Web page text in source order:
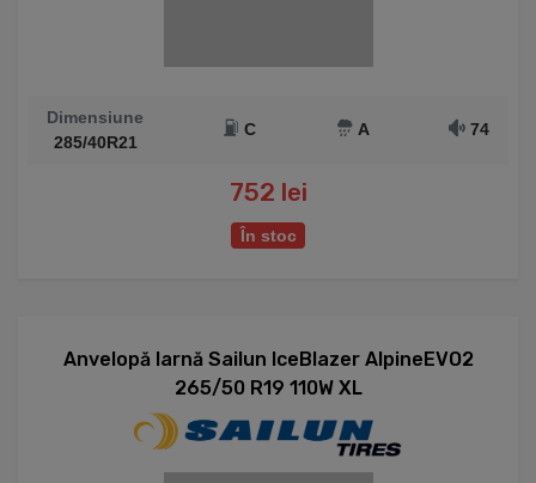
Dimensiune
285/40R21
C A 74
752 lei
În stoc
Anvelopă Iarnă Sailun IceBlazer AlpineEVO2
265/50 R19 110W XL